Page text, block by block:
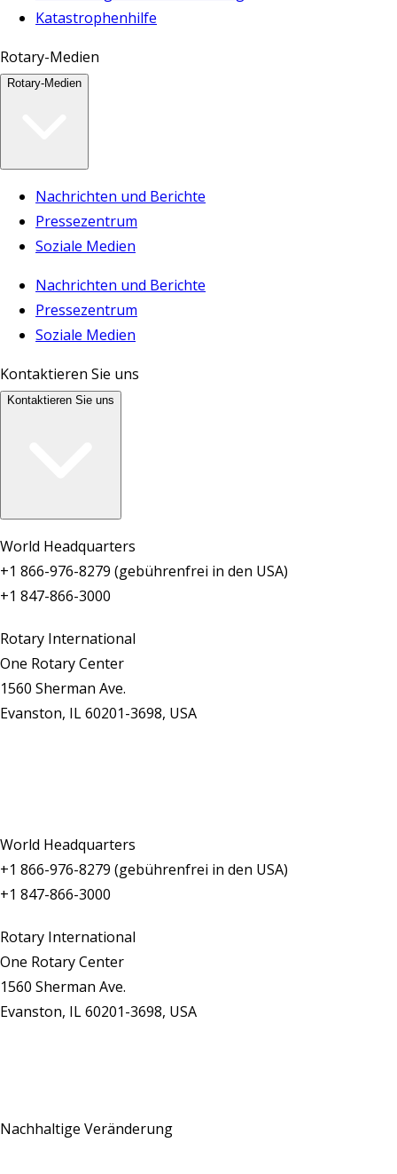
Katastrophenhilfe
Rotary-Medien
Rotary-Medien
Nachrichten und Berichte
Pressezentrum
Soziale Medien
Nachrichten und Berichte
Pressezentrum
Soziale Medien
Kontaktieren Sie uns
Kontaktieren Sie uns
World Headquarters
+1 866-976-8279 (gebührenfrei in den USA)
+1 847-866-3000
Rotary International
One Rotary Center
1560 Sherman Ave.
Evanston, IL 60201-3698, USA
World Headquarters
+1 866-976-8279 (gebührenfrei in den USA)
+1 847-866-3000
Rotary International
One Rotary Center
1560 Sherman Ave.
Evanston, IL 60201-3698, USA
Nachhaltige Veränderung